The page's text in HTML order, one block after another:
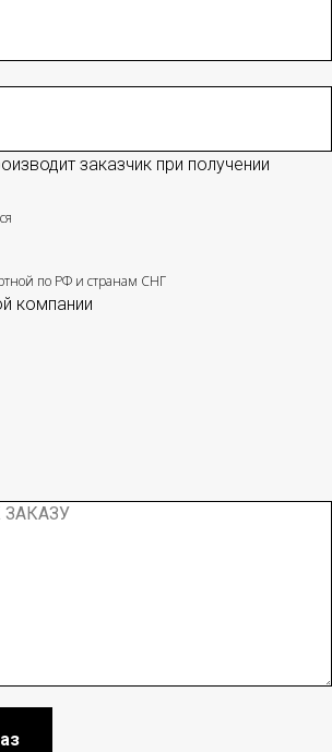
заказчик при получении
по РФ и странам СНГ
компании